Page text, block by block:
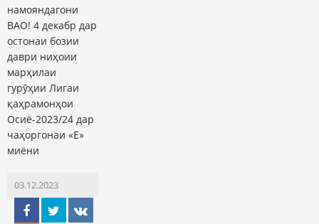
намояндагони
ВАО! 4 декабр дар
остонаи бозии
даври ниҳоии
марҳилаи
гурӯҳии Лигаи
қаҳрамонҳои
Осиё-2023/24 дар
чаҳоргонаи «Е»
миёни
03.12.2023